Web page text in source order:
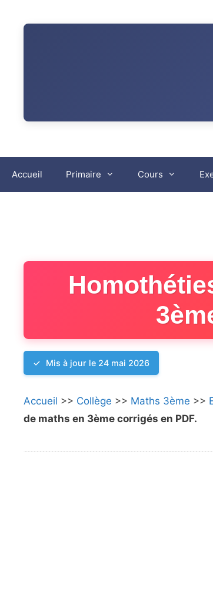
Accueil Primaire Cours
Mis à jour le 24 mai 2026
Accueil >> Collège >> Maths 3ème >>
de maths en 3ème corrigés en PDF.